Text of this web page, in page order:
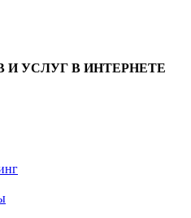
И УСЛУГ В ИНТЕРНЕТЕ